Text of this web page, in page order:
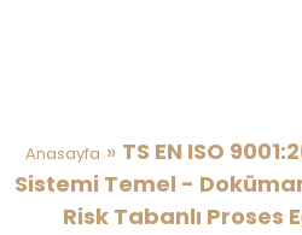
Anasayfa » TS EN ISO
Sistemi Temel -
Risk Tabanlı Proses